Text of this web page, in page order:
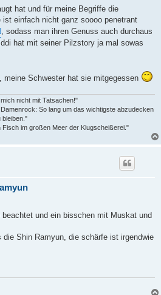
hat und für meine Begriffe die
einfach nicht ganz soooo penetrant
, sodass man ihren Genuss auch durchaus
hat mit seiner Pilzstory ja mal sowas
Schwester hat sie mitgegessen
nicht mit Tatsachen!"
So lang um das wichtigste abzudecken
bleiben."
im großen Meer der Klugscheißerei."
und ein bisschen mit Muskat und
Shin Ramyun, die schärfe ist irgendwie